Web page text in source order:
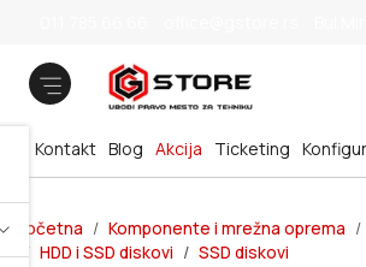
Blog Akcija
Kontakt Ticketing
Početna Komponente i mrežna oprema
HDD i SSD diskovi
SSD diskovi